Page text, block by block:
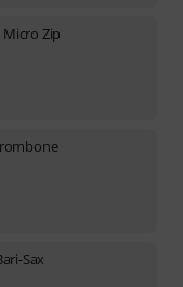
Micro Zip
Sax